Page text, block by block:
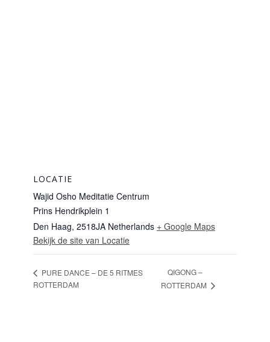
LOCATIE
Wajid Osho Meditatie Centrum
Prins Hendrikplein 1
Den Haag, 2518JA Netherlands + Google Maps
Bekijk de site van Locatie
PURE DANCE – DE 5 RITMES
ROTTERDAM
QIGONG –
ROTTERDAM